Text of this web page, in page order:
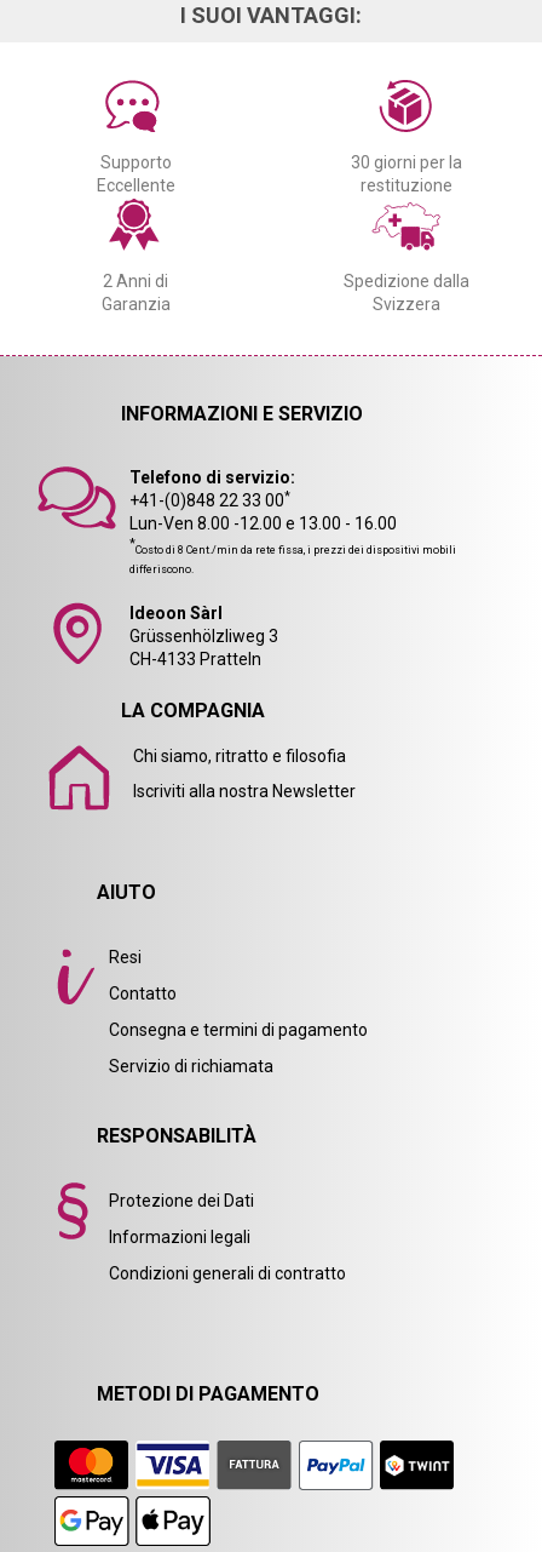
I SUOI VANTAGGI:
Supporto
Eccellente
30 giorni per la
restituzione
2 Anni di
Garanzia
Spedizione dalla
Svizzera
INFORMAZIONI E SERVIZIO
Telefono di servizio:
+41-(0)848 22 33 00*
Lun-Ven 8.00 -12.00 e 13.00 - 16.00
*Costo di 8 Cent./min da rete fissa, i prezzi dei dispositivi mobili
differiscono.
Ideoon Sàrl
Grüssenhölzliweg 3
CH-4133 Pratteln
LA COMPAGNIA
Chi siamo, ritratto e filosofia
Iscriviti alla nostra Newsletter
AIUTO
Resi
Contatto
Consegna e termini di pagamento
Servizio di richiamata
RESPONSABILITÀ
Protezione dei Dati
Informazioni legali
Condizioni generali di contratto
METODI DI PAGAMENTO